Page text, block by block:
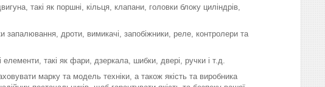
такі як поршні, кільця, клапани, головки блоку циліндрів,
запалювання, дроти, вимикачі, запобіжники, реле, контролери та
такі як фари, дзеркала, шибки, двері, ручки і т.д.
марку та модель техніки, а також якість та виробника